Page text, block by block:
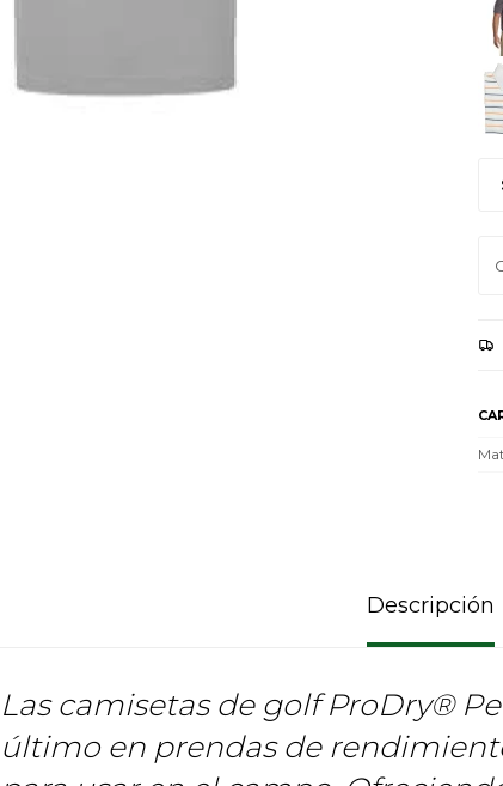
Descripción
Las camisetas de golf ProDry®
último en prendas de